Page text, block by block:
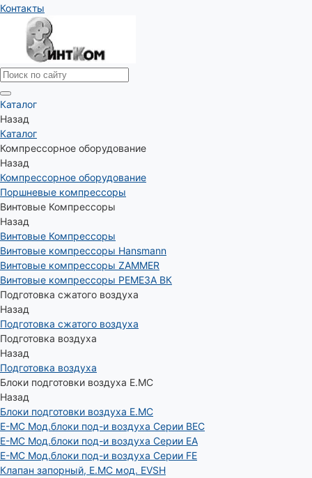
Контакты
Каталог
Назад
Каталог
Компрессорное оборудование
Назад
Компрессорное оборудование
Поршневые компрессоры
Винтовые Компрессоры
Назад
Винтовые Компрессоры
Винтовые компрессоры Hansmann
Винтовые компрессоры ZAMMER
Винтовые компрессоры РЕМЕЗА ВК
Подготовка сжатого воздуха
Назад
Подготовка сжатого воздуха
Подготовка воздуха
Назад
Подготовка воздуха
Блоки подготовки воздуха E.MC
Назад
Блоки подготовки воздуха E.MC
E-MC Мод.блоки под-и воздуха Серии BEC
E-MC Мод.блоки под-и воздуха Серии EA
E-MC Мод.блоки под-и воздуха Серии FE
Клапан запорный, E.MC мод. EVSH